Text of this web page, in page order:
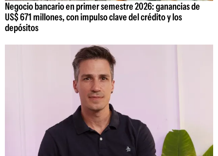
Negocio bancario en primer semestre 2026: ganancias de
US$ 671 millones, con impulso clave del crédito y los
depósitos